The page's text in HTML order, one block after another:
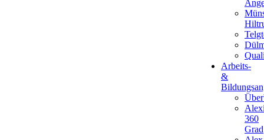
Arbeits-
&
360
Grad